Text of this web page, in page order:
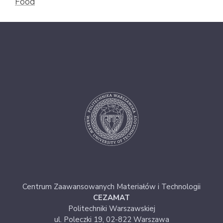
Centrum Zaawansowanych Materiałów i Technologii
CEZAMAT
Politechniki Warszawskiej
ul. Poleczki 19, 02-822 Warszawa